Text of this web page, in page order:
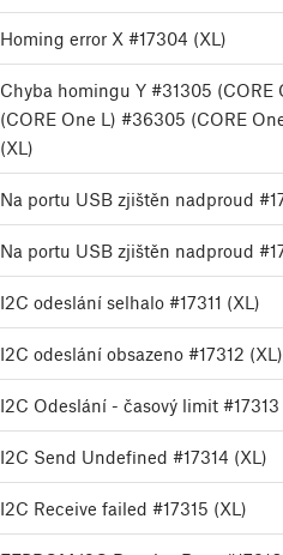
Homing error X #17304 (XL)
Chyba homingu Y #31305 (CORE
(CORE One L) #36305 (CORE
(XL)
Na portu USB zjištěn nadproud
Na portu USB zjištěn nadproud
I2C odeslání selhalo #17311 (XL)
I2C odeslání obsazeno #17312 (XL)
I2C Odeslání - časový limit #17313
I2C Send Undefined #17314 (XL)
I2C Receive failed #17315 (XL)